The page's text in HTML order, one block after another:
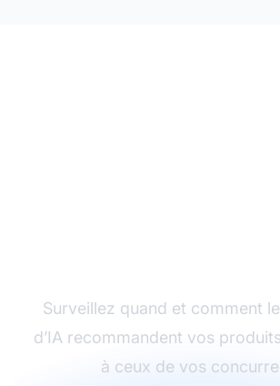
Surveillez quand et comment
d’IA recommandent vos
à ceux de vos